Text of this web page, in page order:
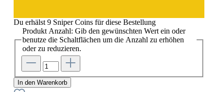
Du erhälst 9 Sniper Coins für diese Bestellung
Produkt Anzahl: Gib den gewünschten Wert ein oder
benutze die Schaltflächen um die Anzahl zu erhöhen
oder zu reduzieren.
In den Warenkorb